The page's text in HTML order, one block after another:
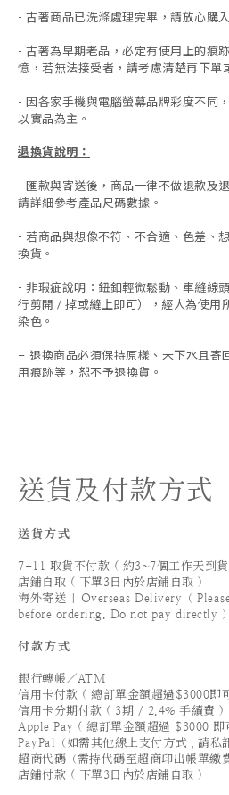
- 古著商品已洗滌處理完畢，請放心購入
- 古著為早期老品，必定有使用上的痕
憶，若無法接受者，請考慮清楚再下單
- 因各家手機與電腦螢幕品牌彩度不同
以實品為主。
退換貨說明：
- 匯款與寄送後，商品一律不做退款及
請詳細參考產品尺碼數據 。
- 若商品與想像不符、不合適、色差、
換貨。
- 非瑕疵說明：鈕釦輕微鬆動、車縫線
行剪開 / 掉或縫上即可），經人為使用
染色。
- 退換商品必須保持原樣、未下水且寄
用痕跡等 ， 恕不予退換貨。
送貨及付款方式
送貨方式
7-11 取貨不付款 ( 約3~7個工作天到
店鋪自取 ( 下單3日內於店鋪自取 )
海外寄送 | Overseas Delivery（
before ordering. Do not pay directly ）
付款方式
銀行轉帳／ATM
信用卡付款 ( 總訂單金額超過$3000即
信用卡分期付款 ( 3期 / 2.4% 手續費 )
Apple Pay ( 總訂單金額超過 $3000 即
PayPal（如需其他線上支付方式，請私訊
超商代碼（需持代碼至超商印出帳單繳費
店鋪付款 ( 下單3日內於店鋪自取 )